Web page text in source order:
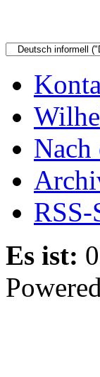
Nach
Es ist: